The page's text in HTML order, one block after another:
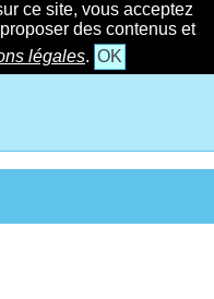
ce site, vous acceptez
des contenus et
légales. OK